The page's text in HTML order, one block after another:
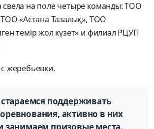
свела на поле четыре команды: ТОО
ТОО «Астана Тазалық», ТОО
темір жол күзет» и филиал РЦУП
жеребьевки.
поддерживать
активно в них